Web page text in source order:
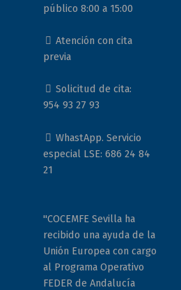
público 8:00 a 15:00
Atención con cita
previa
Solicitud de cita:
954 93 27 93
WhastApp. Servicio
especial LSE: 686 24 84
21
"COCEMFE Sevilla ha
recibido una ayuda de la
Unión Europea con cargo
al Programa Operativo
FEDER de Andalucía